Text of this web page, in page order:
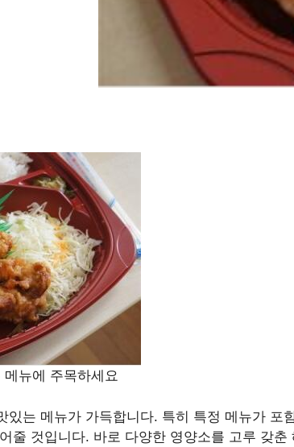
뉴에 주목하세요
있는 메뉴가 가득합니다. 특히 특정 메뉴가 포
줄 것입니다. 바로 다양한 영양소를 고루 갖춘